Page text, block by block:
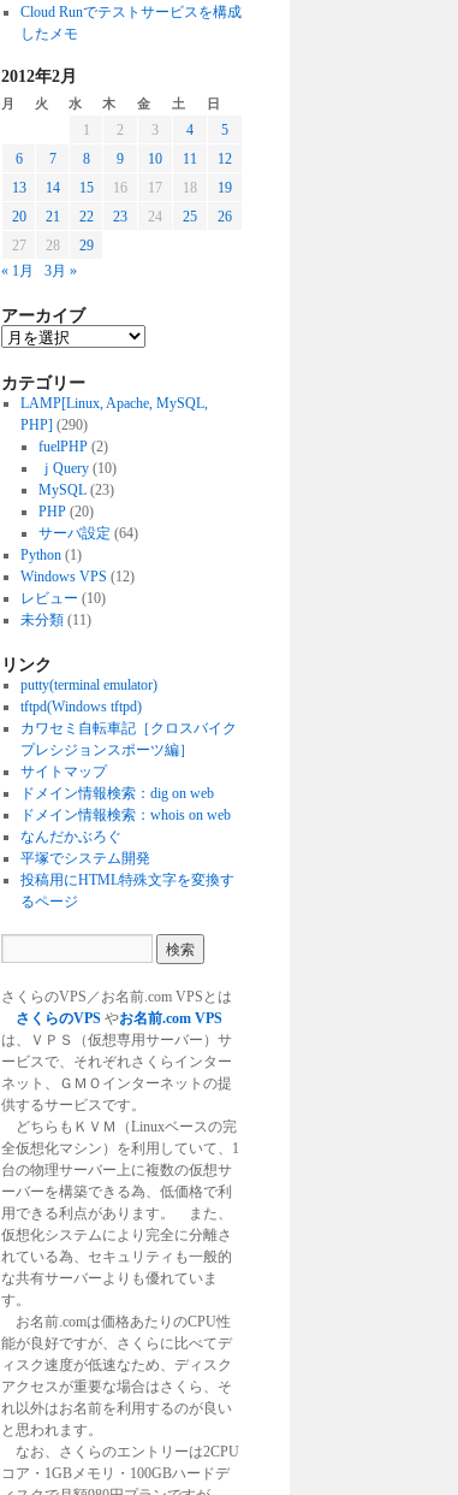
Cloud Runでテストサービスを構成
したメモ
2012年2月
月 火 水 木 金 土 日
1 2 3 4
5
6
7 8 9 10 11
12
13
14 15 16 17 18
19
20
21 22 23 24 25
26
27
28
29
« 1月
3月 »
アーカイブ
カテゴリー
LAMP[Linux, Apache, MySQL,
PHP] (290)
fuelPHP (2)
ｊQuery (10)
MySQL (23)
PHP (20)
サーバ設定 (64)
Python(1)
Windows VPS (12)
レビュー (10)
未分類(11)
リンク
putty(terminal emulator)
tftpd(Windows tftpd)
カワセミ自転車記［クロスバイク
プレシジョンスポーツ編］
サイトマップ
ドメイン情報検索：dig on web
ドメイン情報検索：whois on web
なんだかぶろぐ
平塚でシステム開発
投稿用にHTML特殊文字を変換す
るページ
さくらのVPS／お名前.com VPSとは
さくらのVPS やお名前.com VPS
は、ＶＰＳ（仮想専用サーバー）サ
ービスで、それぞれさくらインター
ネット、ＧＭＯインターネットの提
供するサービスです。
どちらもＫＶＭ（Linuxベースの完
全仮想化マシン）を利用していて、1
台の物理サーバー上に複数の仮想サ
ーバーを構築できる為、低価格で利
用できる利点があります。 また、
仮想化システムにより完全に分離さ
れている為、セキュリティも一般的
な共有サーバーよりも優れていま
す。
お名前.comは価格あたりのCPU性
能が良好ですが、さくらに比べてデ
ィスク速度が低速なため、ディスク
アクセスが重要な場合はさくら、そ
れ以外はお名前を利用するのが良い
と思われます。
なお、さくらのエントリーは2CPU
コア・1GBメモリ・100GBハードデ